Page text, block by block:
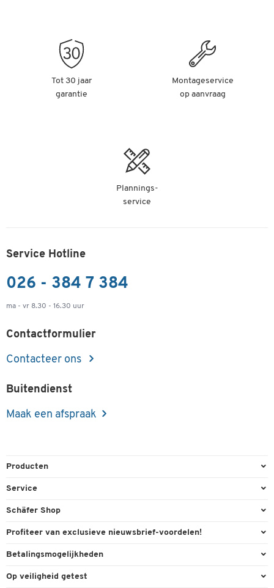
Tot 30 jaar
garantie
Montageservice
op aanvraag
Plannings-
service
Service Hotline
026 - 384 7 384
ma - vr 8.30 - 16.30 uur
Contactformulier
Contacteer ons
Buitendienst
Maak een afspraak
Producten
Kantoorbenodigdheden
Milieutechniek
Reiniging & hygiëne
Service
Bestelling herroepen
Inkt & Toner
Schäfer Shop
Algemene voorwaarden
Online catalogi
Profiteer van exclusieve nieuwsbrief-voordelen!
Welkomstgeschenk
Betalingsmogelijkheden
Paypal
Op veiligheid getest